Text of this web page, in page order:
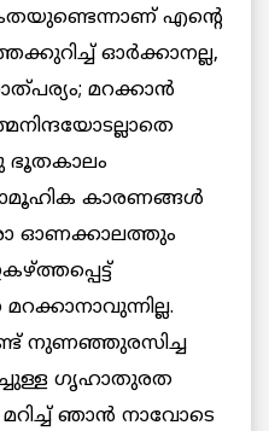
എന്റെ
ഓര്‍ക്കാനല്ല,
മറക്കാന്‍
ഭൂതകാലം
കാരണങ്ങള്‍
ഓണക്കാലത്തും
നുണഞ്ഞുരസിച്ച
ഗൃഹാതുരത
ഞാന്‍ നാവോടെ